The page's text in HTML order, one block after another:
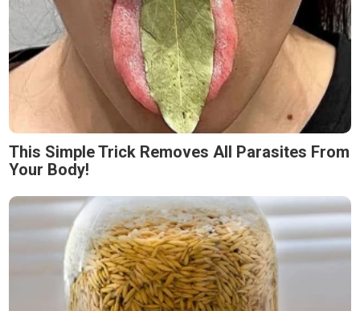
This Simple Trick Removes All Parasites From
Your Body!